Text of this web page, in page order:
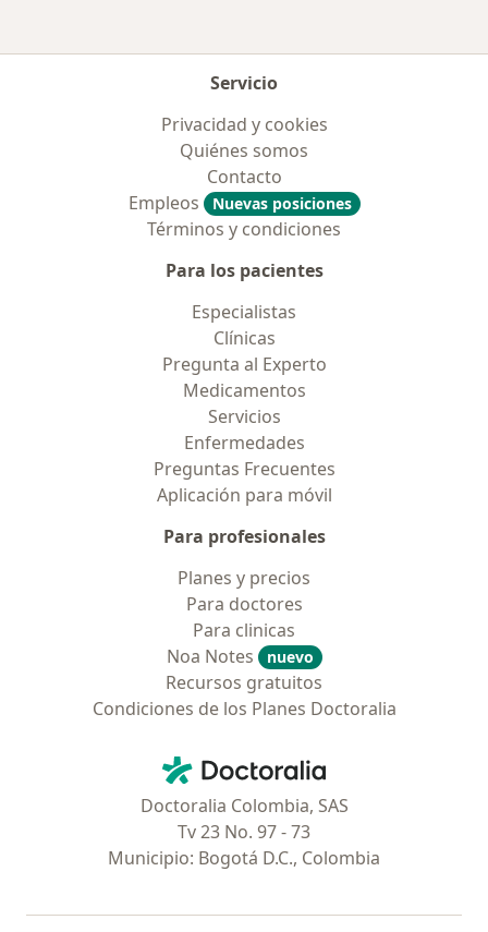
Servicio
Privacidad y cookies
Quiénes somos
Contacto
Empleos
Nuevas posiciones
Términos y condiciones
Para los pacientes
Especialistas
Clínicas
Pregunta al Experto
Medicamentos
Servicios
Enfermedades
Preguntas Frecuentes
Aplicación para móvil
Para profesionales
Planes y precios
Para doctores
Para clinicas
Noa Notes
nuevo
Recursos gratuitos
Condiciones de los Planes Doctoralia
Doctoralia - Página de inicio
Doctoralia Colombia, SAS
Tv 23 No. 97 - 73
Municipio: Bogotá D.C., Colombia